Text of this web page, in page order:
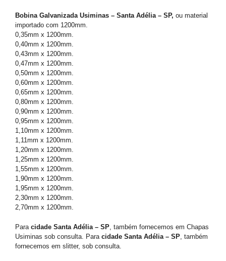
Bobina Galvanizada Usiminas – Santa Adélia – SP, ou material
importado com 1200mm.
0,35mm x 1200mm.
0,40mm x 1200mm.
0,43mm x 1200mm.
0,47mm x 1200mm.
0,50mm x 1200mm.
0,60mm x 1200mm.
0,65mm x 1200mm.
0,80mm x 1200mm.
0,90mm x 1200mm.
0,95mm x 1200mm.
1,10mm x 1200mm.
1,11mm x 1200mm.
1,20mm x 1200mm.
1,25mm x 1200mm.
1,55mm x 1200mm.
1,90mm x 1200mm.
1,95mm x 1200mm.
2,30mm x 1200mm.
2,70mm x 1200mm.
Para cidade Santa Adélia – SP , também fornecemos em Chapas
Usiminas sob consulta. Para cidade Santa Adélia – SP , também
fornecemos em slitter, sob consulta.